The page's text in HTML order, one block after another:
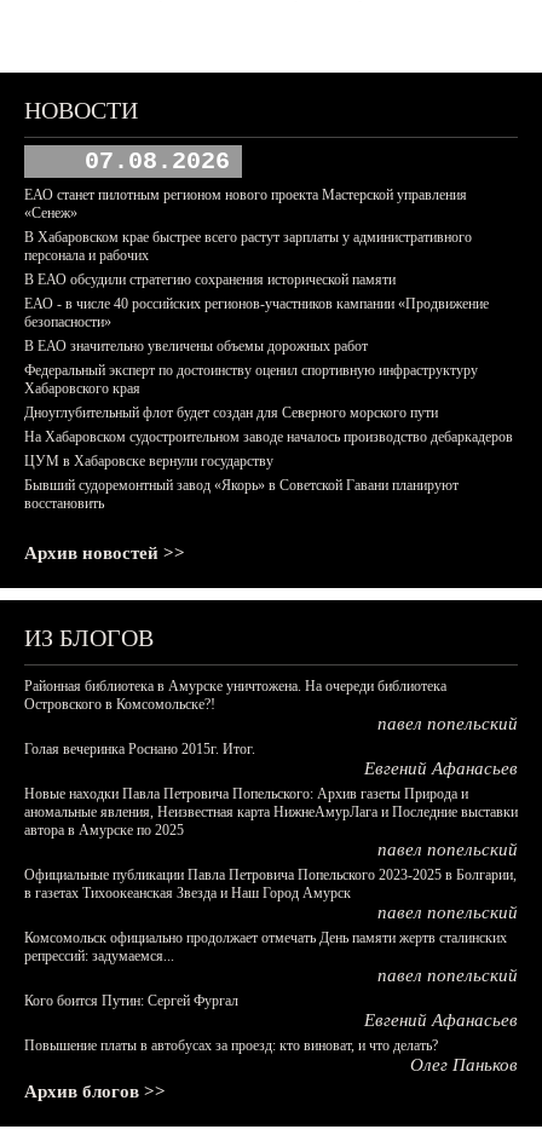
НОВОСТИ
07.08.2026
ЕАО станет пилотным регионом нового проекта Мастерской управления
«Сенеж»
В Хабаровском крае быстрее всего растут зарплаты у административного
персонала и рабочих
В ЕАО обсудили стратегию сохранения исторической памяти
ЕАО - в числе 40 российских регионов-участников кампании «Продвижение
безопасности»
В ЕАО значительно увеличены объемы дорожных работ
Федеральный эксперт по достоинству оценил спортивную инфраструктуру
Хабаровского края
Дноуглубительный флот будет создан для Северного морского пути
На Хабаровском судостроительном заводе началось производство дебаркадеров
ЦУМ в Хабаровске вернули государству
Бывший судоремонтный завод «Якорь» в Советской Гавани планируют
восстановить
Архив новостей >>
ИЗ БЛОГОВ
Районная библиотека в Амурске уничтожена. На очереди библиотека
Островского в Комсомольске?!
павел попельский
Голая вечеринка Роснано 2015г. Итог.
Евгений Афанасьев
Новые находки Павла Петровича Попельского: Архив газеты Природа и
аномальные явления, Неизвестная карта НижнеАмурЛага и Последние выставки
автора в Амурске по 2025
павел попельский
Официальные публикации Павла Петровича Попельского 2023-2025 в Болгарии,
в газетах Тихоокеанская Звезда и Наш Город Амурск
павел попельский
Комсомольск официально продолжает отмечать День памяти жертв сталинских
репрессий: задумаемся...
павел попельский
Кого боится Путин: Сергей Фургал
Евгений Афанасьев
Повышение платы в автобусах за проезд: кто виноват, и что делать?
Олег Паньков
Архив блогов >>